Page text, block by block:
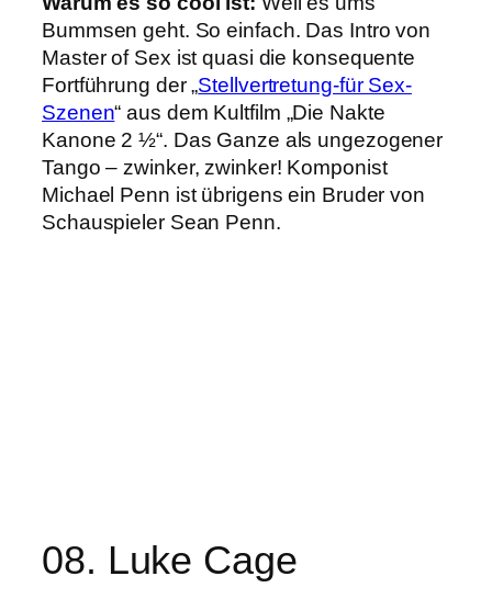
Bummsen geht. So einfach. Das Intro von
Master of Sex ist quasi die konsequente
Fortführung der „Stellvertretung-für Sex-
Szenen“ aus dem Kultfilm „Die Nakte
Kanone 2 ½“. Das Ganze als ungezogener
Tango – zwinker, zwinker! Komponist
Michael Penn ist übrigens ein Bruder von
Schauspieler Sean Penn.
08. Luke Cage